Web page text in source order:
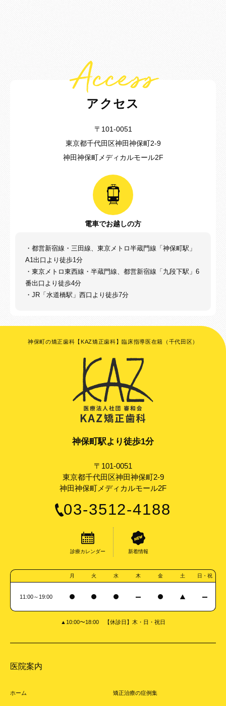
Access
アクセス
〒101-0051
東京都千代田区神田神保町2-9
神田神保町メディカルモール2F
電車でお越しの方
・都営新宿線・三田線、東京メトロ半蔵門線「神保町駅」
A1出口より徒歩1分
・東京メトロ東西線・半蔵門線、都営新宿線「九段下駅」6
番出口より徒歩4分
・JR「水道橋駅」西口より徒歩7分
神保町の矯正歯科【KAZ矯正歯科】臨床指導医在籍（千代田区）
神保町駅より徒歩1分
〒101-0051
東京都千代田区神田神保町2-9
神田神保町メディカルモール2F
03-3512-4188
診療カレンダー 新着情報
月 火 水 木 金 土 日・祝
11:00～19:00
▲10:00〜18:00 【休診日】木・日・祝日
医院案内
ホーム 矯正治療の症例集